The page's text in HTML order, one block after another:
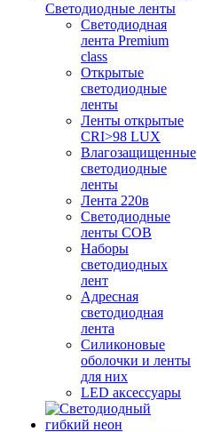
Светодиодные ленты
Светодиодная
лента Premium
class
Открытые
светодиодные
ленты
Ленты открытые
CRI>98 LUX
Влагозащищенные
светодиодные
ленты
Лента 220в
Светодиодные
ленты COB
Наборы
светодиодных
лент
Адресная
светодиодная
лента
Силиконовые
оболочки и ленты
для них
LED аксессуары